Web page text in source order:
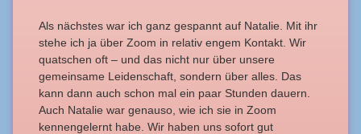
Als nächstes war ich ganz gespannt auf Natalie. Mit ihr
stehe ich ja über Zoom in relativ engem Kontakt. Wir
quatschen oft – und das nicht nur über unsere
gemeinsame Leidenschaft, sondern über alles. Das
kann dann auch schon mal ein paar Stunden dauern.
Auch Natalie war genauso, wie ich sie in Zoom
kennengelernt habe. Wir haben uns sofort gut